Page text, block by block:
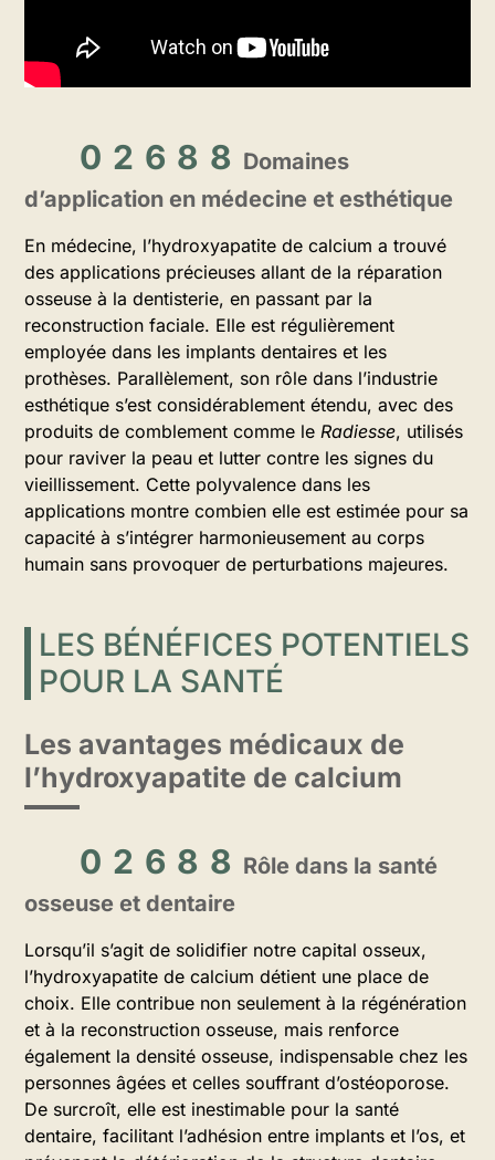
Domaines
d’application en médecine et esthétique
En médecine, l’hydroxyapatite de calcium a trouvé
des applications précieuses allant de la réparation
osseuse à la dentisterie, en passant par la
reconstruction faciale. Elle est régulièrement
employée dans les implants dentaires et les
prothèses. Parallèlement, son rôle dans l’industrie
esthétique s’est considérablement étendu, avec des
produits de comblement comme le Radiesse, utilisés
pour raviver la peau et lutter contre les signes du
vieillissement. Cette polyvalence dans les
applications montre combien elle est estimée pour sa
capacité à s’intégrer harmonieusement au corps
humain sans provoquer de perturbations majeures.
LES BÉNÉFICES POTENTIELS
POUR LA SANTÉ
Les avantages médicaux de
l’hydroxyapatite de calcium
Rôle dans la santé
osseuse et dentaire
Lorsqu’il s’agit de solidifier notre capital osseux,
l’hydroxyapatite de calcium détient une place de
choix. Elle contribue non seulement à la régénération
et à la reconstruction osseuse, mais renforce
également la densité osseuse, indispensable chez les
personnes âgées et celles souffrant d’ostéoporose.
De surcroît, elle est inestimable pour la santé
dentaire, facilitant l’adhésion entre implants et l’os, et